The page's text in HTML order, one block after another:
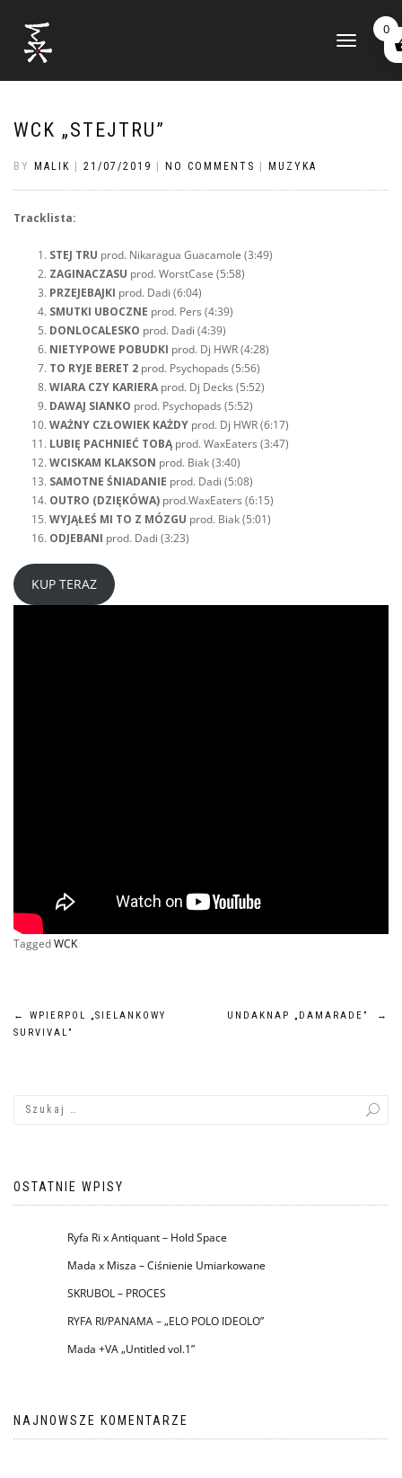
TOGGLE
NAVIGATION
WCK „STEJTRU”
BY MALIK 21/07/2019 NO COMMENTS MUZYKA
Tracklista:
STEJ TRU prod. Nikaragua Guacamole (3:49)
ZAGINACZASU prod. WorstCase (5:58)
PRZEJEBAJKI prod. Dadi (6:04)
SMUTKI UBOCZNE prod. Pers (4:39)
DONLOCALESKO prod. Dadi (4:39)
NIETYPOWE POBUDKI prod. Dj HWR (4:28)
TO RYJE BERET 2 prod. Psychopads (5:56)
WIARA CZY KARIERA prod. Dj Decks (5:52)
DAWAJ SIANKO prod. Psychopads (5:52)
WAŻNY CZŁOWIEK KAŻDY prod. Dj HWR (6:17)
LUBIĘ PACHNIEĆ TOBĄ prod. WaxEaters (3:47)
WCISKAM KLAKSON prod. Biak (3:40)
SAMOTNE ŚNIADANIE prod. Dadi (5:08)
OUTRO (DZIĘKÓWA) prod.WaxEaters (6:15)
WYJĄŁEŚ MI TO Z MÓZGU prod. Biak (5:01)
ODJEBANI prod. Dadi (3:23)
KUP TERAZ
TaggedWCK
Nawigacja
←
WPIERPOL „SIELANKOWY
SURVIVAL”
UNDAKNAP „DAMARADE” →
OSTATNIE WPISY
Ryfa Ri x Antiquant – Hold Space
Mada x Misza – Ciśnienie Umiarkowane
SKRUBOL – PROCES
RYFA RI/PANAMA – „ELO POLO IDEOLO”
Mada +VA „Untitled vol.1”
NAJNOWSZE KOMENTARZE
0